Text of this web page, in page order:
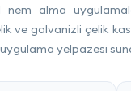
nem alma
ve galvanizli çelik
yelpazesi